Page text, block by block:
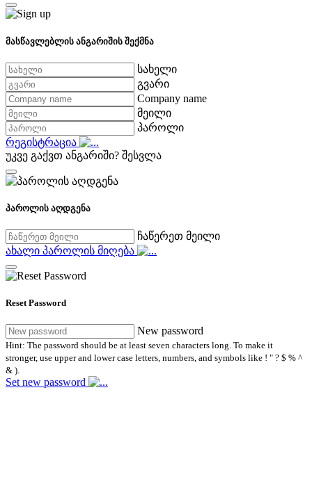
მასწავლებლის ანგარიშის შექმნა
სახელი
გვარი
Company name
მეილი
პაროლი
რეგისტრაცია
უკვე გაქვთ ანგარიში? შესვლა
პაროლის აღდგენა
ჩაწერეთ მეილი
ახალი პაროლის მიღება
Reset Password
New password
Hint: The password should be at least seven characters long. To make it
stronger, use upper and lower case letters, numbers, and symbols like ! " ? $ % ^
& ).
Set new password